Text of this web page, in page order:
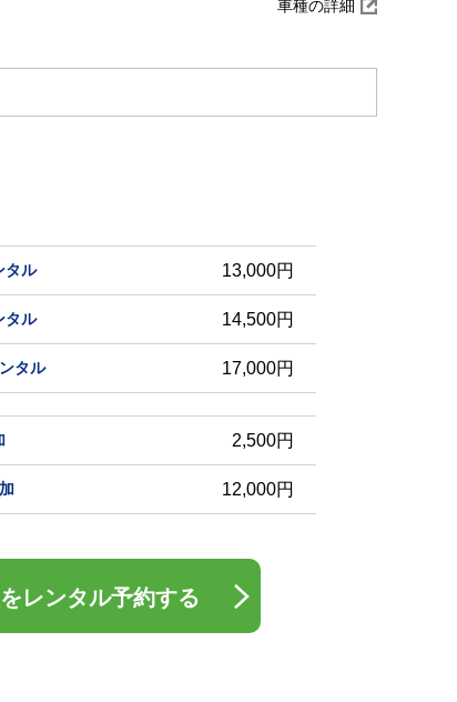
車種の詳細
タル 13,000円
タル 14,500円
タル 17,000円
2,500円
12,000円
レンタル予約する